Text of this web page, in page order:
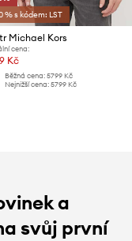
% s kódem: LST
Michael Kors
cena:
Kč
Běžná cena: 5799 Kč
Nejnižší cena: 5799 Kč
a
svůj první